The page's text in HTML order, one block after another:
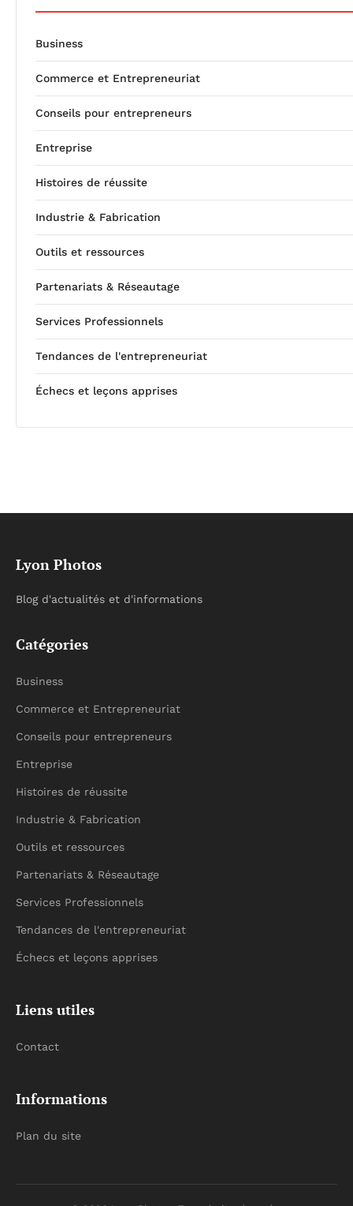
Business
Commerce et Entrepreneuriat
Conseils pour entrepreneurs
Entreprise
Histoires de réussite
Industrie & Fabrication
Outils et ressources
Partenariats & Réseautage
Services Professionnels
Tendances de l'entrepreneuriat
Échecs et leçons apprises
Lyon Photos
Blog d'actualités et d'informations
Catégories
Business
Commerce et Entrepreneuriat
Conseils pour entrepreneurs
Entreprise
Histoires de réussite
Industrie & Fabrication
Outils et ressources
Partenariats & Réseautage
Services Professionnels
Tendances de l'entrepreneuriat
Échecs et leçons apprises
Liens utiles
Contact
Informations
Plan du site